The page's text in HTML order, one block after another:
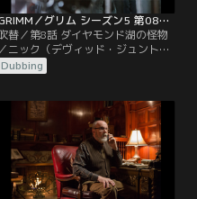
GRIMM／グリム シーズン5 第08話／吹替
替／第8話 ダイヤモンド湖の怪物
／ニック（デヴィッド・ジュントー
）とハンク（ラッセル・ホーンズ
ー）が地元の湖で起きた観光客死
を捜査する中、湖の怪物伝説が蘇
る。ロザリー（ブリー・ターナー）
は自分の過去に脅かされる。一方レ
ナード警部（サッシャ・ロイズ）は
市長候補の支援を続ける。
Dubbing